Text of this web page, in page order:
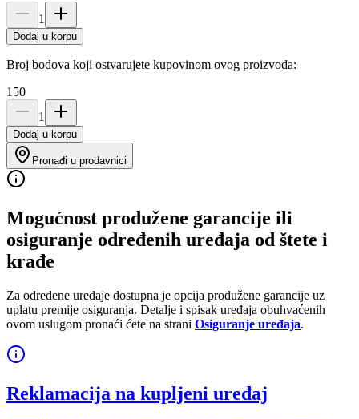
1
Dodaj u korpu
Broj bodova koji ostvarujete kupovinom ovog proizvoda:
150
1
Dodaj u korpu
Pronađi u prodavnici
Mogućnost produžene garancije ili
osiguranje određenih uređaja od štete i
krađe
Za određene uređaje dostupna je opcija produžene garancije uz
uplatu premije osiguranja. Detalje i spisak uređaja obuhvaćenih
ovom uslugom pronaći ćete na strani Osiguranje uređaja.
Reklamacija na kupljeni uređaj